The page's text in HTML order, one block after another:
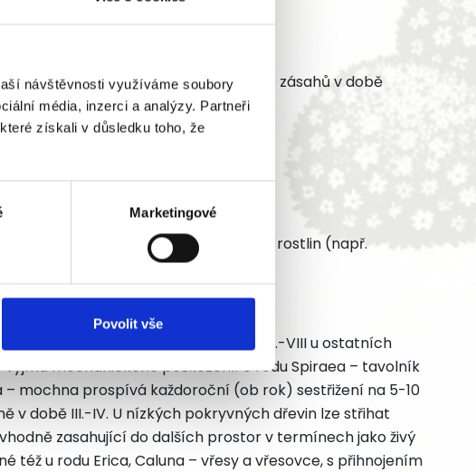
návštěvnosti využíváme soubory
média, inzerci a analýzy. Partneři
získali v důsledku toho, že
Marketingové
Povolit vše
výsadbě
1. rok, zálivku je možné omezit na 3-5 zásahů v době
v extrémním suchu nebo u citlivých rostlin (např.
listnaté keře před zimním obdobím)
živých plotů 2x ročně – III.-IV. a VII.-VIII u ostatních
mechanického poškození. U rodu Spiraea – tavolník
– mochna prospívá každoroční (ob rok) sestřižení na 5-10
v době III.-IV. U nízkých pokryvných dřevin lze střihat
zasahující do dalších prostor v termínech jako živý
též u rodu Erica, Caluna – vřesy a vřesovce, s přihnojením